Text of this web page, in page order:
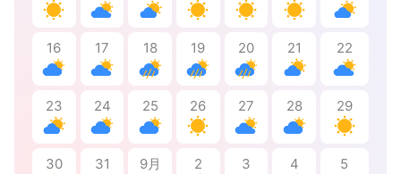
16 17 18 19 20 21 22
23 24 25 26 27 28 29
30 31 9月 2 3 4 5